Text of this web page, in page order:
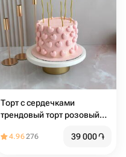
Торт с сердечками
трендовый торт розовый
на день рождения
4.96276 39 000֏